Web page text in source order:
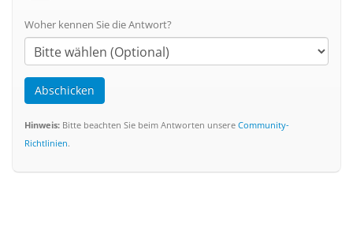
Woher kennen Sie die Antwort?
Abschicken
Hinweis: Bitte beachten Sie beim Antworten unsere Community-
Richtlinien.